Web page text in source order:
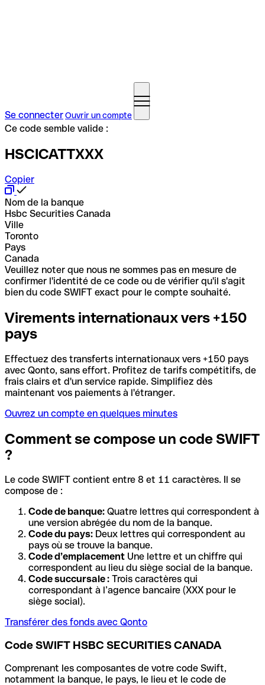
Se connecterOuvrir un compte
Ce code semble valide :
HSCICATTXXX
Copier
Nom de la banque
Hsbc Securities Canada
Ville
Toronto
Pays
Canada
Veuillez noter que nous ne sommes pas en mesure de
confirmer l'identité de ce code ou de vérifier qu'il s'agit
bien du code SWIFT exact pour le compte souhaité.
Virements internationaux vers +150
pays
Effectuez des transferts internationaux vers +150 pays
avec Qonto, sans effort. Profitez de tarifs compétitifs, de
frais clairs et d'un service rapide. Simplifiez dès
maintenant vos paiements à l'étranger.
Ouvrez un compte en quelques minutes
Comment se compose un code SWIFT
?
Le code SWIFT contient entre 8 et 11 caractères. Il se
compose de :
Code de banque: Quatre lettres qui correspondent à
une version abrégée du nom de la banque.
Code du pays: Deux lettres qui correspondent au
pays où se trouve la banque.
Code d’emplacement Une lettre et un chiffre qui
correspondent au lieu du siège social de la banque.
Code succursale : Trois caractères qui
correspondant à l’agence bancaire (XXX pour le
siège social).
Transférer des fonds avec Qonto
Code SWIFT HSBC SECURITIES CANADA
Comprenant les composantes de votre code Swift,
notamment la banque, le pays, le lieu et le code de